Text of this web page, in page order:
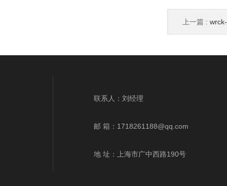
上一篇 :
联系人：刘经理
邮 箱： 1718261188@qq.com
地 址：上海市广中西路190号